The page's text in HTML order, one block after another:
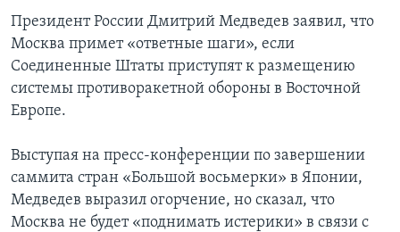
поискДИСКУССИЯ VOA
ДЕТАЛИ
НЬЮ-ЙОРК NEW YORK
АМЕРИКА. БОЛЬШОЕ ПУТЕШЕСТВИЕ
АРТЕФАКТЫ
АМЕРИКАНСКИЕ ГОРОДКИ
ТЕСТЫ
ЗА СВОБОДУ ПРЕССЫ
УЧИМ АНГЛИЙСКИЙ
ВИДЕО
ПОДПИСКА НА НОВОСТИ
Learning English
СОЦИАЛЬНЫЕ СЕТИ
Президент России Дмитрий Медведев заявил, что
Москва примет «ответные шаги», если
Соединенные Штаты приступят к размещению
системы противоракетной обороны в Восточной
Европе.
Выступая на пресс-конференции по завершении
саммита стран «Большой восьмерки» в Японии,
Медведев выразил огорчение, но сказал, что
Москва не будет «поднимать истерики» в связи с